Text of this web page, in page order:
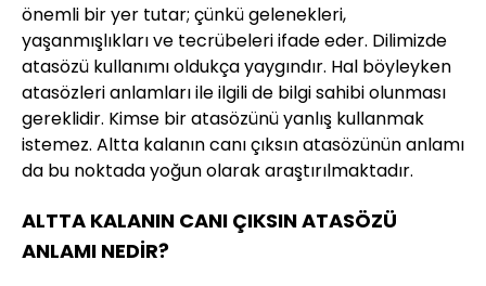
önemli bir yer tutar; çünkü gelenekleri,
yaşanmışlıkları ve tecrübeleri ifade eder. Dilimizde
atasözü kullanımı oldukça yaygındır. Hal böyleyken
atasözleri anlamları ile ilgili de bilgi sahibi olunması
gereklidir. Kimse bir atasözünü yanlış kullanmak
istemez. Altta kalanın canı çıksın atasözünün anlamı
da bu noktada yoğun olarak araştırılmaktadır.
ALTTA KALANIN CANI ÇIKSIN ATASÖZÜ
ANLAMI NEDİR?